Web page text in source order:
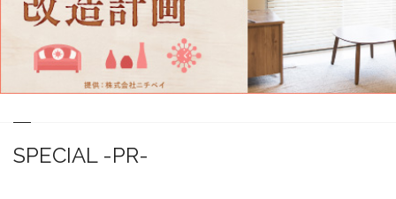
SPECIAL -PR-